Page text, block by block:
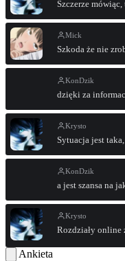
Szczerze mówiąc,
Mick
Szkoda że nie
KonDzik
dzięki za
Krysto
Sytuacja jest taka,
KonDzik
a jest szansa na
Krysto
Rozdziały online
Ankieta